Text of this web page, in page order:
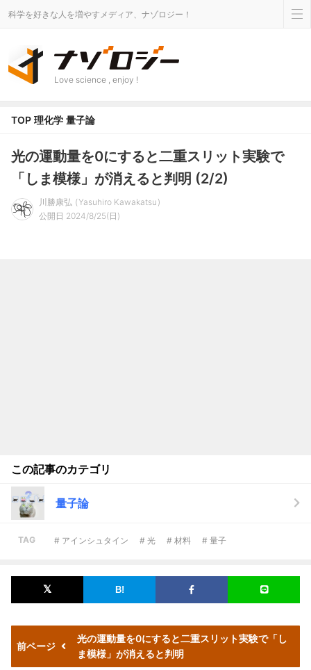
科学を好きな人を増やすメディア、ナゾロジー！
Love science , enjoy !
TOP 理化学 量子論
光の運動量を0にすると二重スリット実験で
「しま模様」が消えると判明 (2/2)
川勝康弘
Yasuhiro Kawakatsu
公開日 2024/8/25(日)
この記事のカテゴリ
量子論
TAG # アインシュタイン # 光 # 材料 # 量子
前ページ
光の運動量を0にすると二重スリット実験で「し
ま模様」が消えると判明